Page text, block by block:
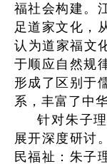
福社会构建。
足道家文化，
认为道家福文
于顺应自然规
形成了区别于
系，丰富了中
针对朱子
展开深度研讨
民福祉：朱子